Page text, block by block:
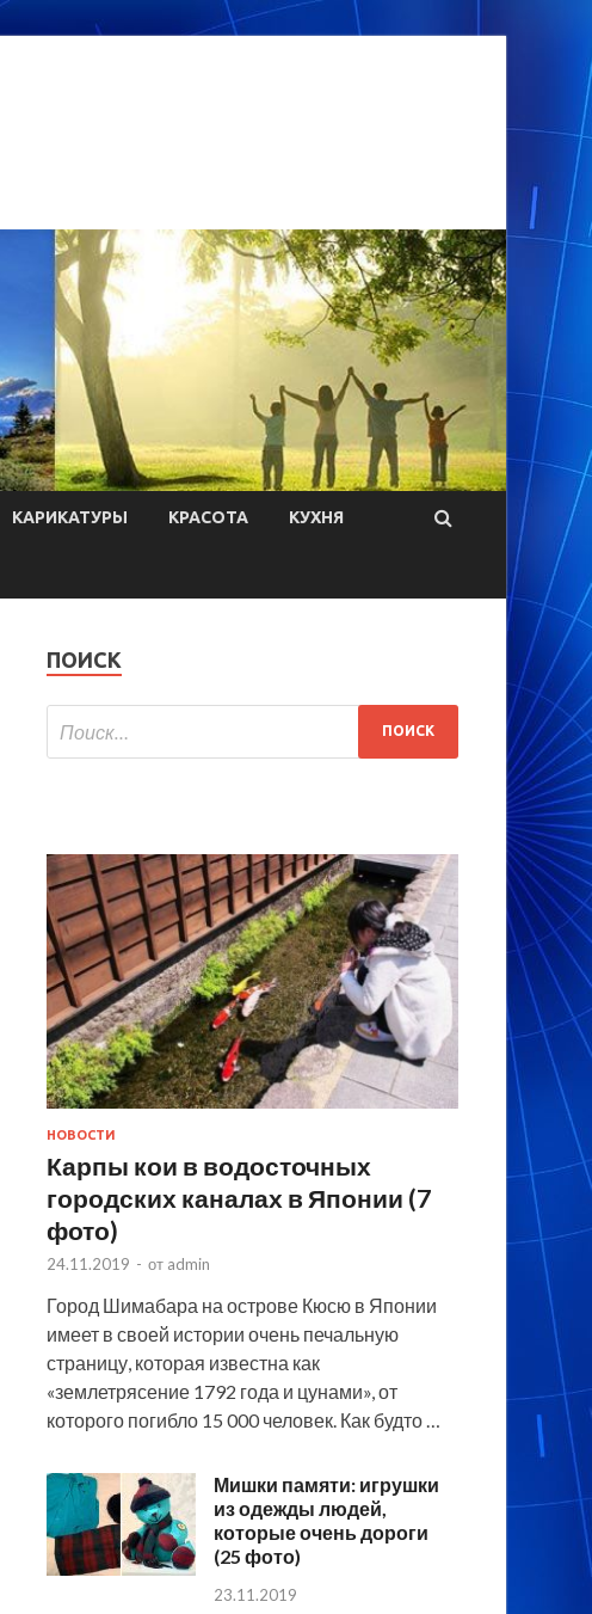
КАРИКАТУРЫ КРАСОТА КУХНЯ
ПОИСК
НОВОСТИ
Карпы кои в водосточных
городских каналах в Японии (7
фото)
24.11.2019 - от admin
Город Шимабара на острове Кюсю в Японии
имеет в своей истории очень печальную
страницу, которая известна как
«землетрясение 1792 года и цунами», от
которого погибло 15 000 человек. Как будто …
Мишки памяти: игрушки
из одежды людей,
которые очень дороги
(25 фото)
23.11.2019